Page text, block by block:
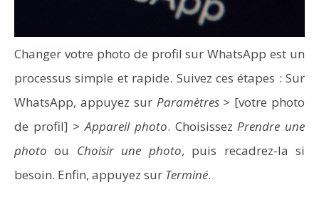
Changer votre photo de profil sur WhatsApp est un
processus simple et rapide. Suivez ces étapes : Sur
WhatsApp, appuyez sur Paramètres> [votre photo
de profil] >Appareil photo. Choisissez Prendre une
photo ou Choisir une photo, puis recadrez-la si
besoin. Enfin, appuyez sur Terminé.